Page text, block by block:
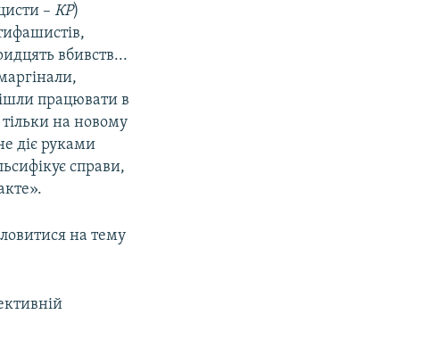
–КР)
вбивств...
працювати в
на новому
діє руками
справи,
на тему